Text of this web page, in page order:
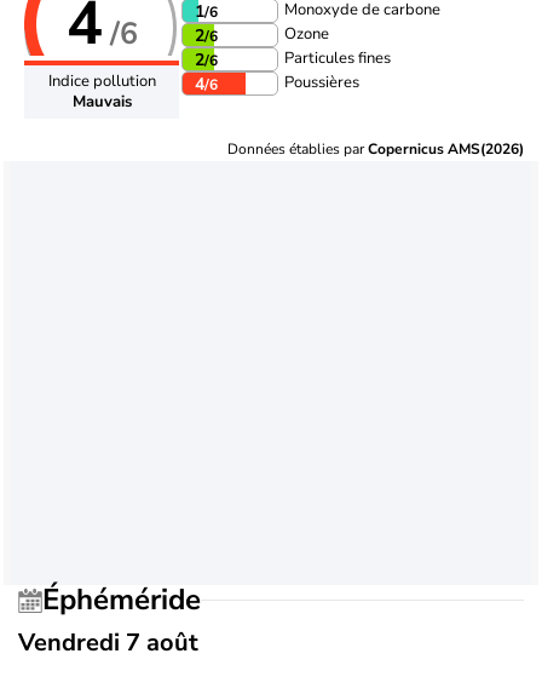
4/6
Indice pollution
Mauvais
1/6 Monoxyde de carbone
2/6 Ozone
2/6 Particules fines
4/6 Poussières
Données établies parCopernicus AMS(2026)
Éphéméride
Vendredi 7 août